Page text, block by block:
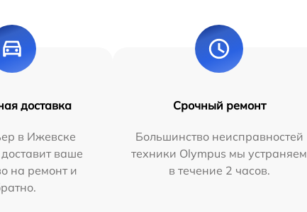
доставка
в Ижевске
ваше
на ремонт и
Срочный ремонт
Большинство неисправностей
техники Olympus мы устраняем
в течение 2 часов.